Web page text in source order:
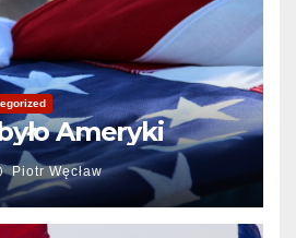
Ameryki
Piotr Węcław